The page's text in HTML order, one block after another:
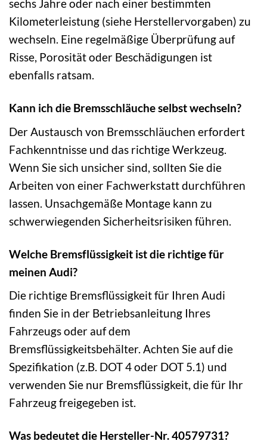
sechs Jahre oder nach einer bestimmten
Kilometerleistung (siehe Herstellervorgaben) zu
wechseln. Eine regelmäßige Überprüfung auf
Risse, Porosität oder Beschädigungen ist
ebenfalls ratsam.
Kann ich die Bremsschläuche selbst wechseln?
Der Austausch von Bremsschläuchen erfordert
Fachkenntnisse und das richtige Werkzeug.
Wenn Sie sich unsicher sind, sollten Sie die
Arbeiten von einer Fachwerkstatt durchführen
lassen. Unsachgemäße Montage kann zu
schwerwiegenden Sicherheitsrisiken führen.
Welche Bremsflüssigkeit ist die richtige für
meinen Audi?
Die richtige Bremsflüssigkeit für Ihren Audi
finden Sie in der Betriebsanleitung Ihres
Fahrzeugs oder auf dem
Bremsflüssigkeitsbehälter. Achten Sie auf die
Spezifikation (z.B. DOT 4 oder DOT 5.1) und
verwenden Sie nur Bremsflüssigkeit, die für Ihr
Fahrzeug freigegeben ist.
Was bedeutet die Hersteller-Nr. 40579731?